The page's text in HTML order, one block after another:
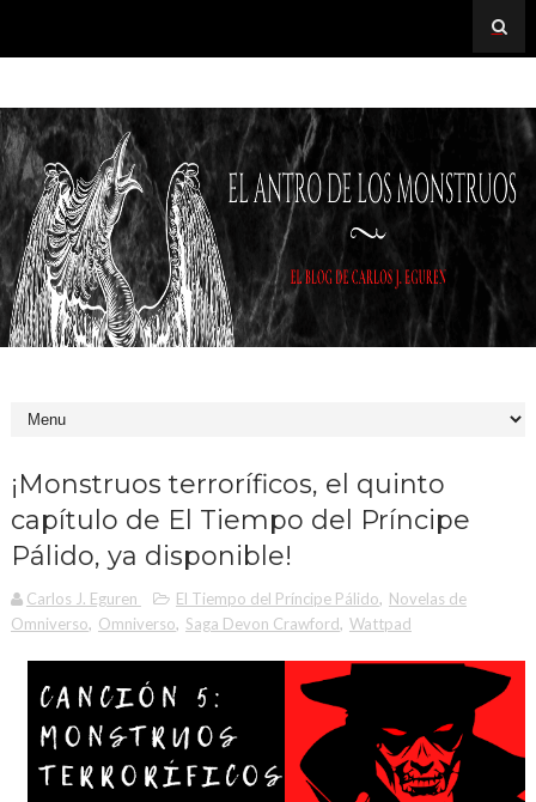
¡Monstruos terroríficos, el quinto
capítulo de El Tiempo del Príncipe
Pálido, ya disponible!
Carlos J. Eguren El Tiempo del Príncipe Pálido, Novelas de
Omniverso, Omniverso, Saga Devon Crawford, Wattpad